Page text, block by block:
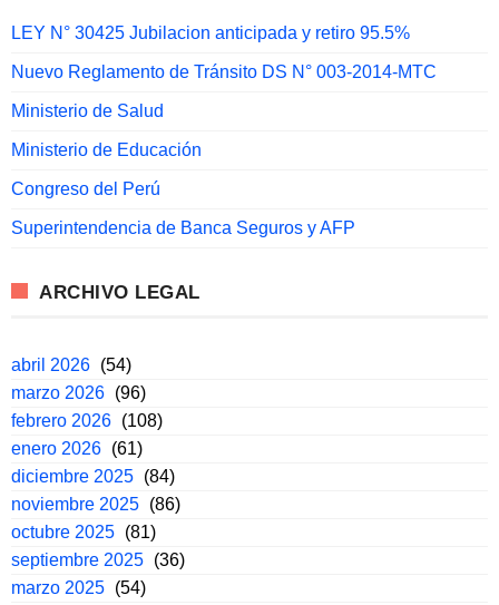
LEY N° 30425 Jubilacion anticipada y retiro 95.5%
Nuevo Reglamento de Tránsito DS N° 003-2014-MTC
Ministerio de Salud
Ministerio de Educación
Congreso del Perú
Superintendencia de Banca Seguros y AFP
ARCHIVO LEGAL
abril 2026 (54)
marzo 2026 (96)
febrero 2026 (108)
enero 2026 (61)
diciembre 2025 (84)
noviembre 2025 (86)
octubre 2025 (81)
septiembre 2025 (36)
marzo 2025 (54)